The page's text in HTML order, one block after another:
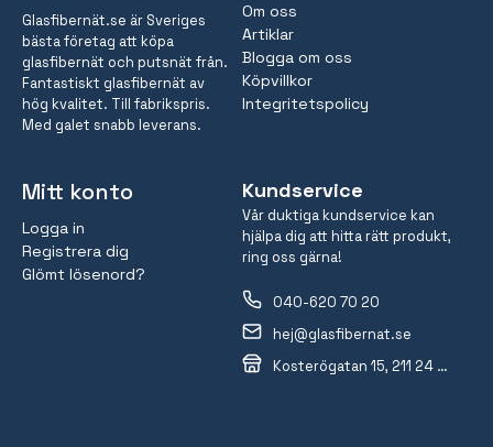
Glasfibernät.se är Sveriges
bästa företag att köpa
glasfibernät och putsnät från.
Fantastiskt glasfibernät av
hög kvalitet. Till fabrikspris.
Med galet snabb leverans.
Om oss
Artiklar
Blogga om oss
Köpvillkor
Integritetspolicy
Mitt konto
Logga in
Registrera dig
Glömt lösenord?
Kundservice
Vår duktiga kundservice kan
hjälpa dig att hitta rätt produkt,
ring oss gärna!
040-620 70 20
hej@glasfibernat.se
Kosterögatan 15, 211 24 Malmö